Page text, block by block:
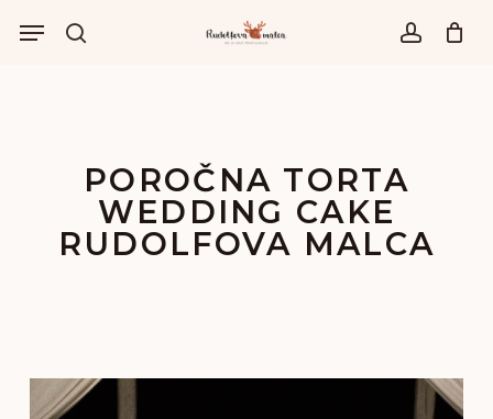
išči account
Menu
POROČNA TORTA
WEDDING CAKE
RUDOLFOVA MALCA